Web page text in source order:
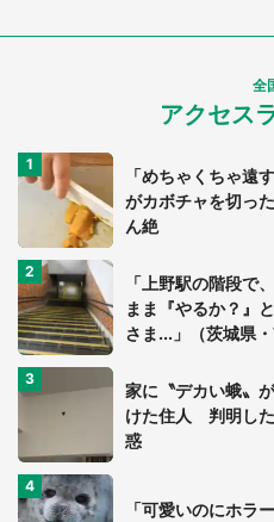
全
アクセス
「めちゃくちゃ
がカボチャを切っ
ん絶
「上野駅の階段で
まま『やるか？』
さま...」（茨城県・
家に〝デカい蛾〟
けた住人 判明し
惑
「可愛いのにホ